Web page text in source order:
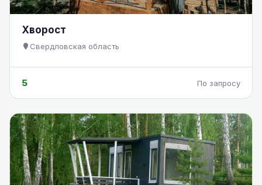
Хворост
Свердловская область
5 По запросу